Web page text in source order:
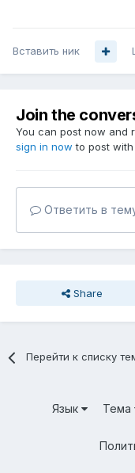
Вставить ник
Join the
You can post now and
sign in now to post
Ответить в
Share
Перейти к списку
Язык Тема